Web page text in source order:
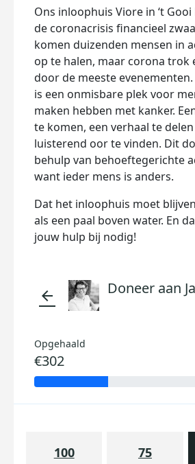
Ons inloophuis Viore in ‘t
de coronacrisis financieel
komen duizenden mensen in
op te halen, maar corona trok
door de meeste
is een onmisbare plek voor
maken hebben met kanker.
te komen, een verhaal te
luisterend oor te vinden. Dit
behulp van behoeftegerichte
want ieder mens is anders.
Dat het inloophuis moet
als een paal boven water. En
jouw hulp bij nodig!
arrow_back Doneer aan
Opgehaald
€302
100 75